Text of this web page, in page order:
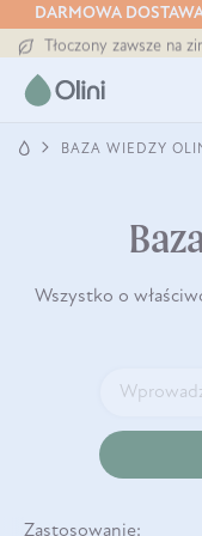
DARMOWA
Darmowa dostawa od
Tłoczony zawsze na
Darmowa dostawa od
BAZA WIEDZY
Wszystko o
Zastosowanie: